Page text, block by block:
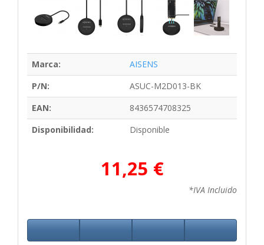
Marca:
AISENS
P/N:
ASUC-M2D013-BK
EAN:
8436574708325
Disponibilidad:
Disponible
11,25 €
*IVA Incluido